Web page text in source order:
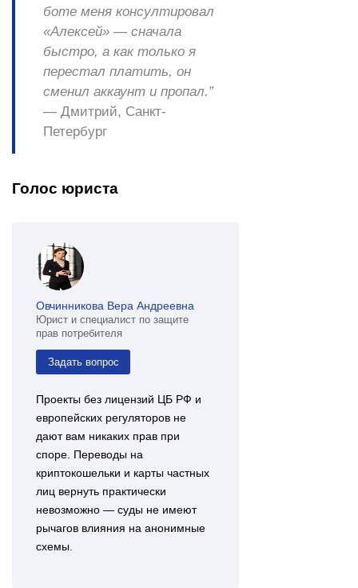
боте меня консултировал
«Алексей» — сначала
быстро, а как только я
перестал платить, он
сменил аккаунт и пропал.”
— Дмитрий, Санкт-
Петербург
Голос юриста
Овчинникова Вера Андреевна
Юрист и специалист по защите
прав потребителя
Задать вопрос
Проекты без лицензий ЦБ РФ и
европейских регуляторов не
дают вам никаких прав при
споре. Переводы на
криптокошельки и карты частных
лиц вернуть практически
невозможно — суды не имеют
рычагов влияния на анонимные
схемы.